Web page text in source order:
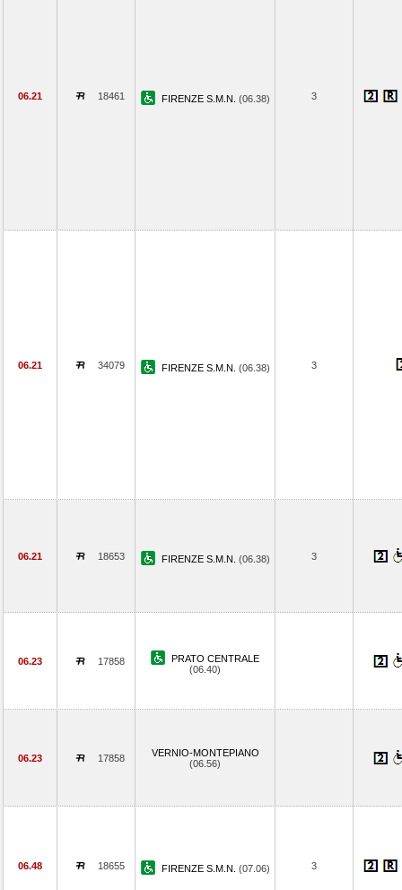
06.21 18461 FIRENZE S.M.N. (06.38) 3
06.21 34079 FIRENZE S.M.N. (06.38) 3
06.21 18653 FIRENZE S.M.N. (06.38) 3
06.23 17858
PRATO CENTRALE
(06.40)
06.23 17858
VERNIO-MONTEPIANO
(06.56)
06.48 18655 FIRENZE S.M.N. (07.06) 3